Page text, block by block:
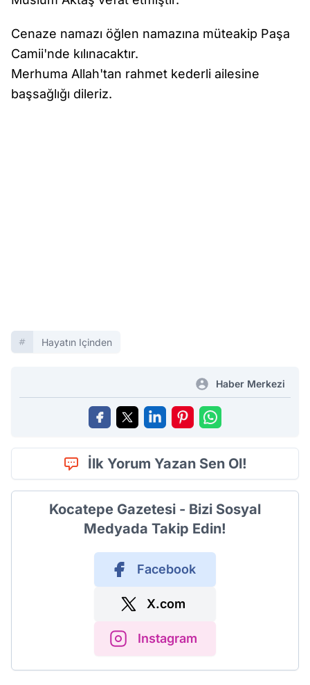
Cenaze namazı öğlen namazına müteakip Paşa
Camii'nde kılınacaktır.
Merhuma Allah'tan rahmet kederli ailesine
başsağlığı dileriz.
Hayatın Içinden
Haber Merkezi
İlk Yorum Yazan Sen Ol!
Kocatepe Gazetesi - Bizi Sosyal
Medyada Takip Edin!
Facebook
X.com
Instagram